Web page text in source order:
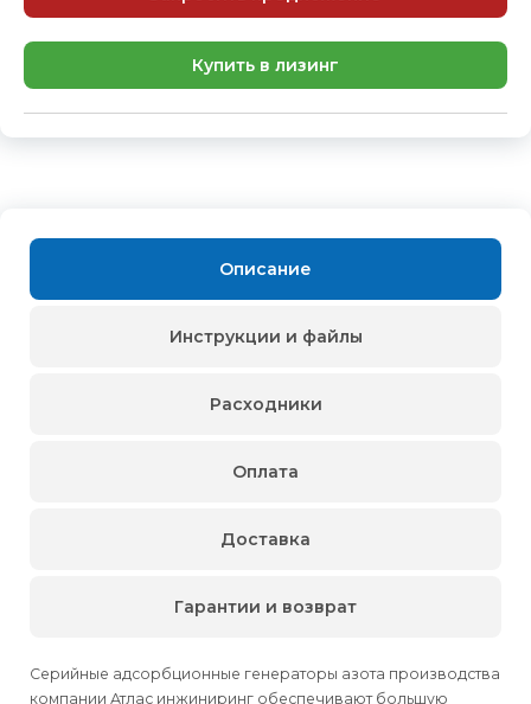
Купить в лизинг
Описание
Серийные адсорбционные генераторы азота производства
компании Атлас инжиниринг обеспечивают большую
Инструкции и файлы
Расходники
Оплата
Доставка
Гарантии и возврат